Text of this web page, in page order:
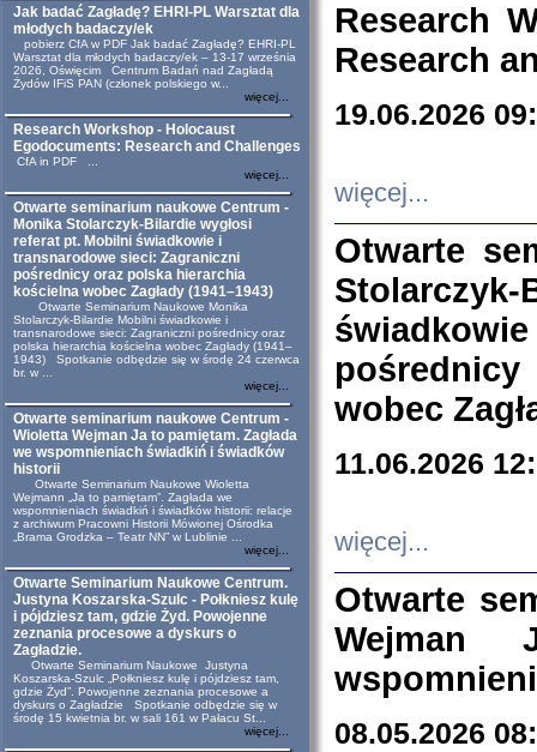
Jak badać Zagładę? EHRI-PL Warsztat dla
młodych badaczy/ek
pobierz CfA w PDF Jak badać Zagładę? EHRI-PL
Warsztat dla młodych badaczy/ek – 13-17 września
2026, Oświęcim Centrum Badań nad Zagładą
Żydów IFiS PAN (członek polskiego w...
więcej...
Research Workshop - Holocaust
Egodocuments: Research and Challenges
CfA in PDF ...
więcej...
Otwarte seminarium naukowe Centrum -
Monika Stolarczyk-Bilardie wygłosi
referat pt. Mobilni świadkowie i
transnarodowe sieci: Zagraniczni
pośrednicy oraz polska hierarchia
kościelna wobec Zagłady (1941–1943)
Otwarte Seminarium Naukowe Monika
Stolarczyk-Bilardie Mobilni świadkowie i
transnarodowe sieci: Zagraniczni pośrednicy oraz
polska hierarchia kościelna wobec Zagłady (1941–
1943) Spotkanie odbędzie się w środę 24 czerwca
br. w ...
więcej...
Otwarte seminarium naukowe Centrum -
Wioletta Wejman Ja to pamiętam. Zagłada
we wspomnieniach świadkiń i świadków
historii
Otwarte Seminarium Naukowe Wioletta
Wejmann „Ja to pamiętam”. Zagłada we
wspomnieniach świadkiń i świadków historii: relacje
z archiwum Pracowni Historii Mówionej Ośrodka
„Brama Grodzka – Teatr NN” w Lublinie ...
więcej...
Otwarte Seminarium Naukowe Centrum.
Justyna Koszarska-Szulc - Połkniesz kulę
i pójdziesz tam, gdzie Żyd. Powojenne
zeznania procesowe a dyskurs o
Zagładzie.
Otwarte Seminarium Naukowe Justyna
Koszarska-Szulc „Połkniesz kulę i pójdziesz tam,
gdzie Żyd”. Powojenne zeznania procesowe a
dyskurs o Zagładzie Spotkanie odbędzie się w
środę 15 kwietnia br. w sali 161 w Pałacu St...
więcej...
Research
Research
19.06.2026
więcej...
Otwarte
wobec
11.06.2026
więcej...
Otwarte
Wejman
08.05.2026